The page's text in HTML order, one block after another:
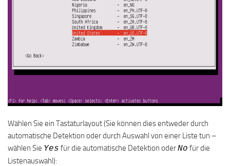
Wählen Sie ein Tastaturlayout (Sie können dies entweder durch
automatische Detektion oder durch Auswahl von einer Liste tun –
wählen Sie Yes für die automatische Detektion oderNo für die
Listenauswahl):